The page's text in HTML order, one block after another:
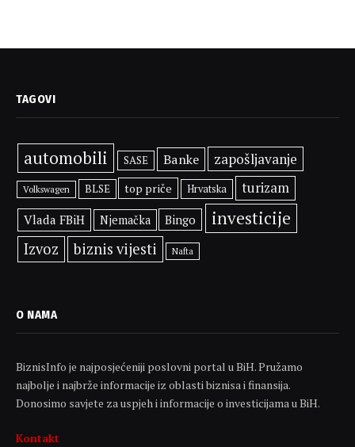
TAGOVI
automobili SASE Banke zapošljavanje
Volkswagen BLSE top priče Hrvatska turizam
Vlada FBiH Njemačka Bingo investicije
Izvoz biznis vijesti Nafta
O NAMA
BiznisInfo je najposjećeniji poslovni portal u BiH. Pružamo
najbolje i najbrže informacije iz oblasti biznisa i finansija.
Donosimo savjete za uspjeh i informacije o investicijama u BiH.
Kontakt